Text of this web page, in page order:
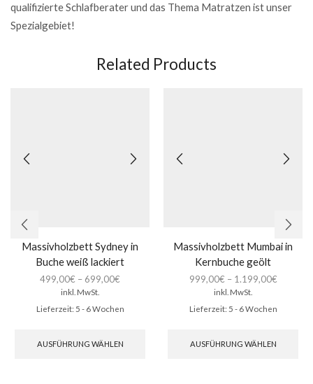
qualifizierte Schlafberater und das Thema Matratzen ist unser
Spezialgebiet!
Related Products
Massivholzbett Sydney in
Buche weiß lackiert
499,00€ – 699,00€
inkl. MwSt.
Lieferzeit: 5 - 6 Wochen
AUSFÜHRUNG WÄHLEN
Massivholzbett Mumbai in
Kernbuche geölt
999,00€ – 1.199,00€
inkl. MwSt.
Lieferzeit: 5 - 6 Wochen
AUSFÜHRUNG WÄHLEN